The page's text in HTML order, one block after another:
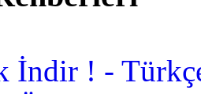
İndir ! -